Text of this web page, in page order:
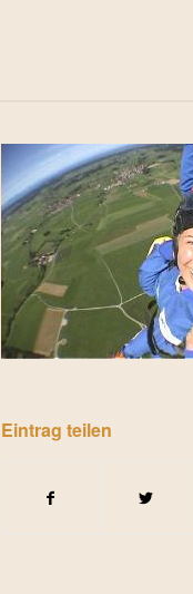
Eintrag teilen